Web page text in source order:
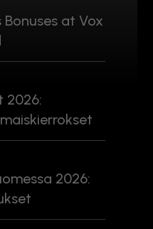
Bonuses at Vox
2026:
2026: